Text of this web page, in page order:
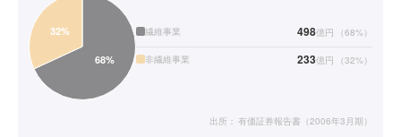
繊維事業 498億円 （68%）
非繊維事業 233億円 （32%）
出所： 有価証券報告書（2006年3月期）